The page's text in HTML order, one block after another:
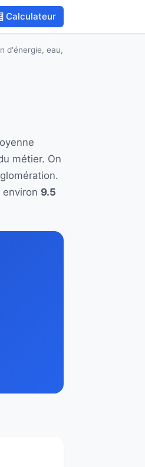
Calculateur
d'énergie, eau,
métier. On
9.5